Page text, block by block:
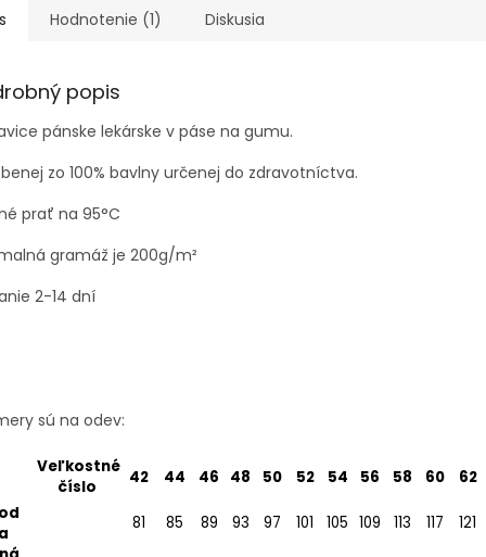
Hodnotenie (1) Diskusia
popis
pánske lekárske v páse na gumu.
zo 100% bavlny určenej do zdravotníctva.
prať na 95°C
gramáž je 200g/m²
2-14 dní
sú na odev:
Veľkostné
číslo
42 44 46 48 50 52 54 56 58 60
62
81 85 89 93 97 101 105 109 113 117
121